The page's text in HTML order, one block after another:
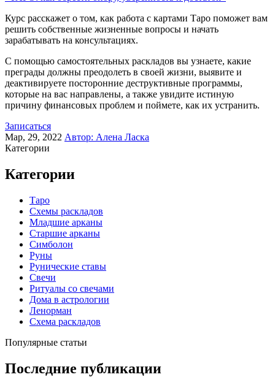
Курс расскажет о том, как работа с картами Таро поможет вам
решить собственные жизненные вопросы и начать
зарабатывать на консультациях.
С помощью самостоятельных раскладов вы узнаете, какие
преграды должны преодолеть в своей жизни, выявите и
деактивируете посторонние деструктивные программы,
которые на вас направлены, а также увидите истиную
причину финансовых проблем и поймете, как их устранить.
Записаться
Мар, 29, 2022 Автор: Алена Ласка
Категории
Категории
Таро
Схемы раскладов
Младшие арканы
Старшие арканы
Симболон
Руны
Рунические ставы
Свечи
Ритуалы со свечами
Дома в астрологии
Ленорман
Схема раскладов
Популярные статьи
Последние публикации